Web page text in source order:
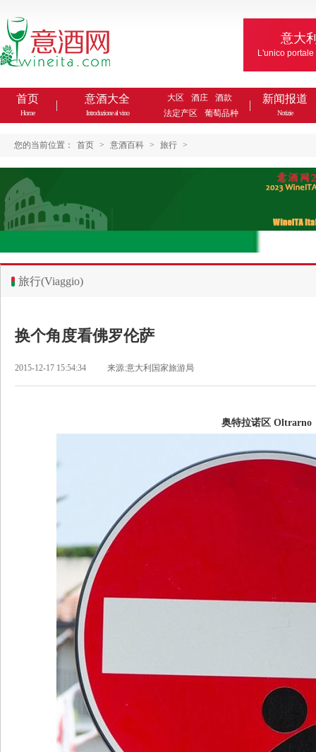
意大
L'unico
首页
Home
意酒大全
Introduzione al vino
大区 酒庄
酒款
法定产区
葡萄品种
新闻报道
Notizie
您的当前位置： 首页 > 意酒百科 > 旅行 >
旅行(Viaggio)
换个角度看佛罗伦萨
2015-12-17 15:54:34 来源:意大利国家旅游局
奥特拉诺区 Oltrarno